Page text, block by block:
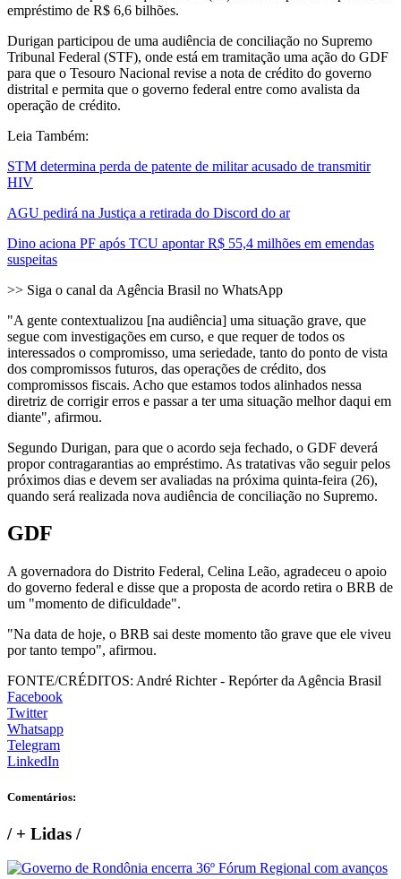
empréstimo de R$ 6,6 bilhões.
Durigan participou de uma audiência de conciliação no Supremo
Tribunal Federal (STF), onde está em tramitação uma ação do GDF
para que o Tesouro Nacional revise a nota de crédito do governo
distrital e permita que o governo federal entre como avalista da
operação de crédito.
Leia Também:
STM determina perda de patente de militar acusado de transmitir
HIV
AGU pedirá na Justiça a retirada do Discord do ar
Dino aciona PF após TCU apontar R$ 55,4 milhões em emendas
suspeitas
>> Siga o canal da Agência Brasil no WhatsApp
"A gente contextualizou [na audiência] uma situação grave, que
segue com investigações em curso, e que requer de todos os
interessados o compromisso, uma seriedade, tanto do ponto de vista
dos compromissos futuros, das operações de crédito, dos
compromissos fiscais. Acho que estamos todos alinhados nessa
diretriz de corrigir erros e passar a ter uma situação melhor daqui em
diante", afirmou.
Segundo Durigan, para que o acordo seja fechado, o GDF deverá
propor contragarantias ao empréstimo. As tratativas vão seguir pelos
próximos dias e devem ser avaliadas na próxima quinta-feira (26),
quando será realizada nova audiência de conciliação no Supremo.
GDF
A governadora do Distrito Federal, Celina Leão, agradeceu o apoio
do governo federal e disse que a proposta de acordo retira o BRB de
um "momento de dificuldade".
"Na data de hoje, o BRB sai deste momento tão grave que ele viveu
por tanto tempo", afirmou.
FONTE/CRÉDITOS: André Richter - Repórter da Agência Brasil
Facebook
Twitter
Whatsapp
Telegram
LinkedIn
Comentários:
/+ Lidas /